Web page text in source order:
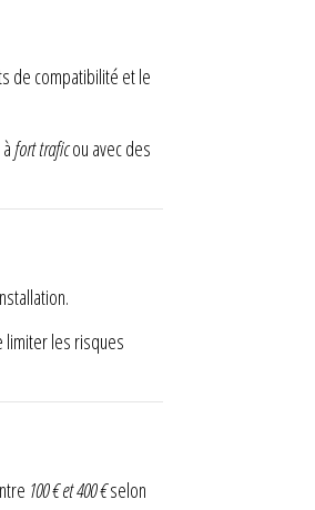
de compatibilité et le
fort traficou avec des
limiter les risques
100 € et 400 €selon